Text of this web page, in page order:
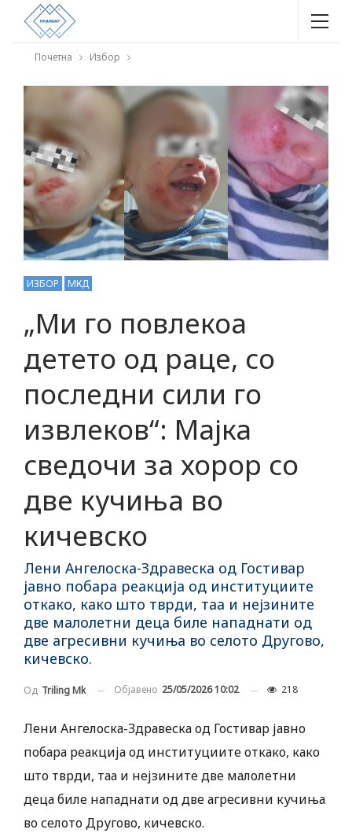
Почетна Избор
ИЗБОР МКД
„Ми го повлекоа
детето од раце, со
последни сили го
извлеков“: Мајка
сведочи за хорор со
две кучиња во
кичевско
Лени Ангелоска-Здравеска од Гостивар
јавно побара реакција од институциите
откако, како што тврди, таа и нејзините
две малолетни деца биле нападнати од
две агресивни кучиња во селото Другово,
кичевско.
Од Triling Mk Објавено 25/05/2026 10:02 218
Лени Ангелоска-Здравеска од Гостивар јавно
побара реакција од институциите откако, како
што тврди, таа и нејзините две малолетни
деца биле нападнати од две агресивни кучиња
во селото Другово, кичевско.